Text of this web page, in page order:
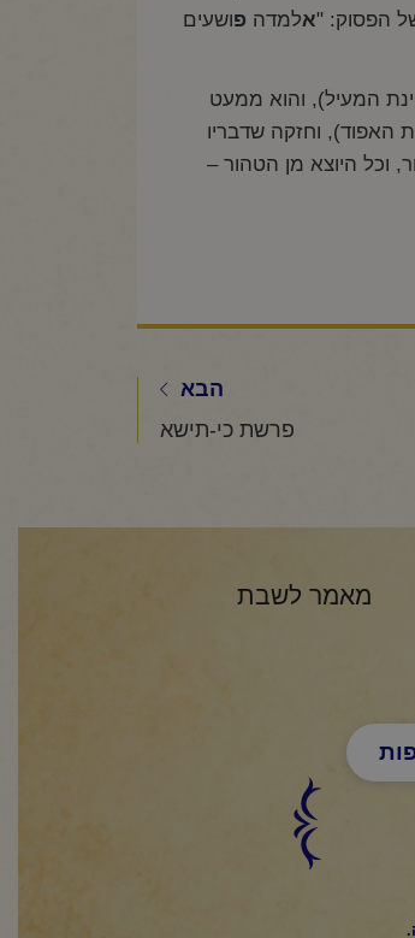
הפסוק: "אלמדה פושעים
המעיל), והוא ממעט
האפוד), וחזקה שדבריו
וכל היוצא מן הטהור –
הבא
פרשת כי-תישא
מאמר לשבת